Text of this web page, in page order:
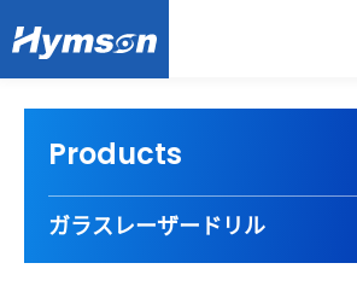
Products
ガラスレーザードリル